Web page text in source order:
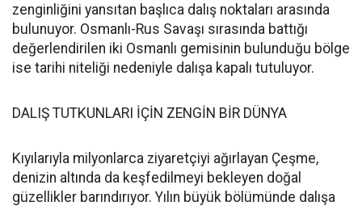
zenginliğini yansıtan başlıca dalış noktaları arasında
bulunuyor. Osmanlı-Rus Savaşı sırasında battığı
değerlendirilen iki Osmanlı gemisinin bulunduğu bölge
ise tarihi niteliği nedeniyle dalışa kapalı tutuluyor.
DALIŞ TUTKUNLARI İÇİN ZENGİN BİR DÜNYA
Kıyılarıyla milyonlarca ziyaretçiyi ağırlayan Çeşme,
denizin altında da keşfedilmeyi bekleyen doğal
güzellikler barındırıyor. Yılın büyük bölümünde dalışa